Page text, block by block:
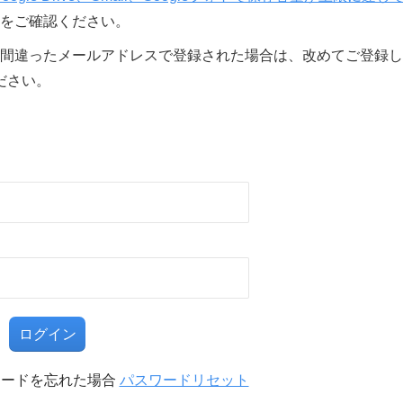
ご確認ください。
違ったメールアドレスで登録された場合は、改めてご登録
い。
ドを忘れた場合 パスワードリセット